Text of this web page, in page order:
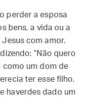
perder a esposa
bens, a vida ou a
com amor.
“Não quero
como um dom de
ter esse filho.
haverdes dado um